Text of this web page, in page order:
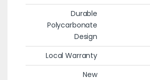
Durable
Polycarbonate
Design
Local Warranty
New